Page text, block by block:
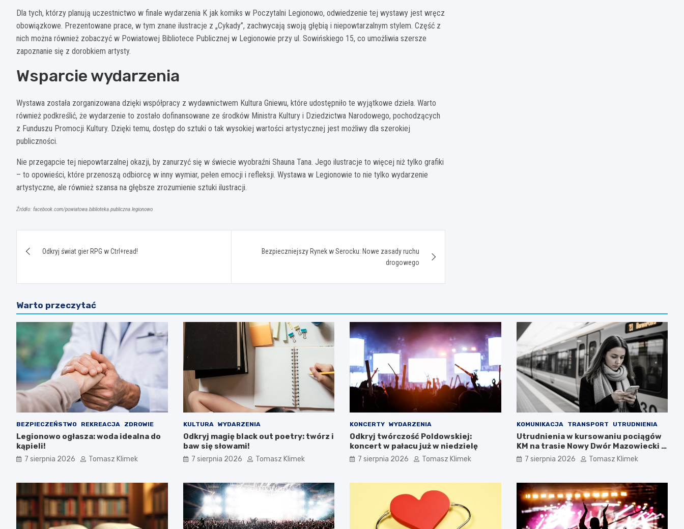
Dla tych, którzy planują uczestnictwo w finale wydarzenia K jak komiks w Poczytalni Legionowo, odwiedzenie tej wystawy jest wręcz
obowiązkowe. Prezentowane prace, w tym znane ilustracje z „Cykady”, zachwycają swoją głębią i niepowtarzalnym stylem. Część z
nich można również zobaczyć w Powiatowej Bibliotece Publicznej w Legionowie przy ul. Sowińskiego 15, co umożliwia szersze
zapoznanie się z dorobkiem artysty.
Wsparcie wydarzenia
Wystawa została zorganizowana dzięki współpracy z wydawnictwem Kultura Gniewu, które udostępniło te wyjątkowe dzieła. Warto
również podkreślić, że wydarzenie to zostało dofinansowane ze środków Ministra Kultury i Dziedzictwa Narodowego, pochodzących
z Funduszu Promocji Kultury. Dzięki temu, dostęp do sztuki o tak wysokiej wartości artystycznej jest możliwy dla szerokiej
publiczności.
Nie przegapcie tej niepowtarzalnej okazji, by zanurzyć się w świecie wyobraźni Shauna Tana. Jego ilustracje to więcej niż tylko grafiki
– to opowieści, które przenoszą odbiorcę w inny wymiar, pełen emocji i refleksji. Wystawa w Legionowie to nie tylko wydarzenie
artystyczne, ale również szansa na głębsze zrozumienie sztuki ilustracji.
Źródło: facebook.com/powiatowa.biblioteka.publiczna.legionowo
wpisu
Odkryj świat gier RPG w Ctrl+read!
Bezpieczniejszy Rynek w Serocku: Nowe zasady ruchu
drogowego
Warto przeczytać
BEZPIECZEŃSTWO REKREACJA ZDROWIE
Legionowo ogłasza: woda idealna do
kąpieli!
7 sierpnia 2026 Tomasz Klimek
KULTURA WYDARZENIA
Odkryj magię black out poetry: twórz i
baw się słowami!
7 sierpnia 2026 Tomasz Klimek
KONCERTY WYDARZENIA
Odkryj twórczość Poldowskiej:
koncert w pałacu już w niedzielę
7 sierpnia 2026 Tomasz Klimek
KOMUNIKACJA TRANSPORT UTRUDNIENIA
Utrudnienia w kursowaniu pociągów
KM na trasie Nowy Dwór Mazowiecki –
Chotomów
7 sierpnia 2026 Tomasz Klimek